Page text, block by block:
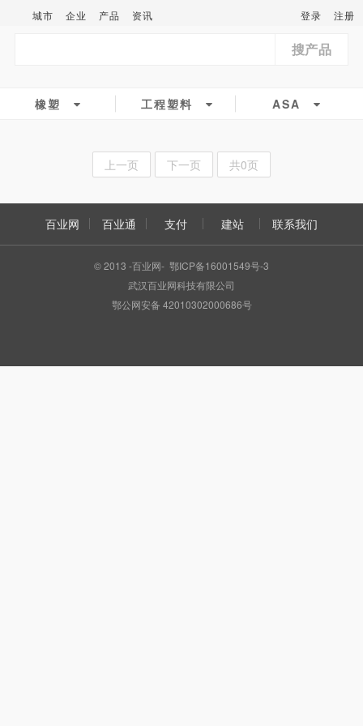
城市 企业 产品 资讯 登录 注册
搜产品
橡塑 工程塑料 ASA
上一页 下一页 共0页
百业网 百业通 支付 建站 联系我们
© 2013 -百业网- 鄂ICP备16001549号-3
武汉百业网科技有限公司
鄂公网安备 42010302000686号